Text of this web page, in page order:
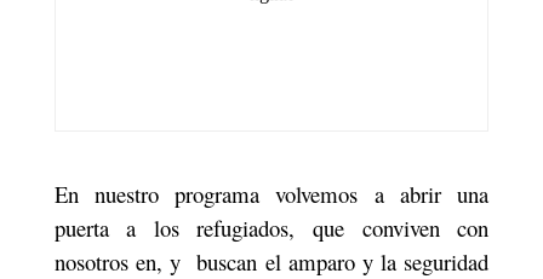
En nuestro programa volvemos a abrir una
puerta a los refugiados, que conviven con
nosotros en, y buscan el amparo y la seguridad